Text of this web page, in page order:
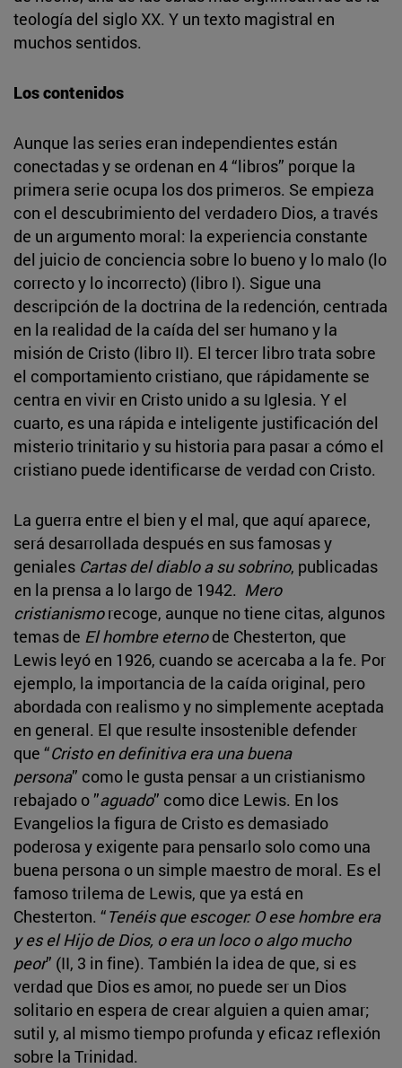
teología del siglo XX. Y un texto magistral en
muchos sentidos.
Los contenidos
Aunque las series eran independientes están
conectadas y se ordenan en 4 “libros” porque la
primera serie ocupa los dos primeros. Se empieza
con el descubrimiento del verdadero Dios, a través
de un argumento moral: la experiencia constante
del juicio de conciencia sobre lo bueno y lo malo (lo
correcto y lo incorrecto) (libro I). Sigue una
descripción de la doctrina de la redención, centrada
en la realidad de la caída del ser humano y la
misión de Cristo (libro II). El tercer libro trata sobre
el comportamiento cristiano, que rápidamente se
centra en vivir en Cristo unido a su Iglesia. Y el
cuarto, es una rápida e inteligente justificación del
misterio trinitario y su historia para pasar a cómo el
cristiano puede identificarse de verdad con Cristo.
La guerra entre el bien y el mal, que aquí aparece,
será desarrollada después en sus famosas y
geniales Cartas del diablo a su sobrino, publicadas
en la prensa a lo largo de 1942. Mero
cristianismorecoge, aunque no tiene citas, algunos
temas de El hombre eternode Chesterton, que
Lewis leyó en 1926, cuando se acercaba a la fe. Por
ejemplo, la importancia de la caída original, pero
abordada con realismo y no simplemente aceptada
en general. El que resulte insostenible defender
que “Cristo en definitiva era una buena
persona” como le gusta pensar a un cristianismo
rebajado o ”aguado” como dice Lewis. En los
Evangelios la figura de Cristo es demasiado
poderosa y exigente para pensarlo solo como una
buena persona o un simple maestro de moral. Es el
famoso trilema de Lewis, que ya está en
Chesterton. “Tenéis que escoger: O ese hombre era
y es el Hijo de Dios, o era un loco o algo mucho
peor” (II, 3 in fine). También la idea de que, si es
verdad que Dios es amor, no puede ser un Dios
solitario en espera de crear alguien a quien amar;
sutil y, al mismo tiempo profunda y eficaz reflexión
sobre la Trinidad.